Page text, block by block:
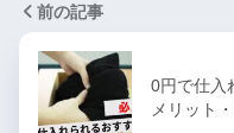
前の記事
0円で仕入
メリット